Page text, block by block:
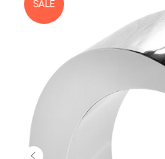
SALE